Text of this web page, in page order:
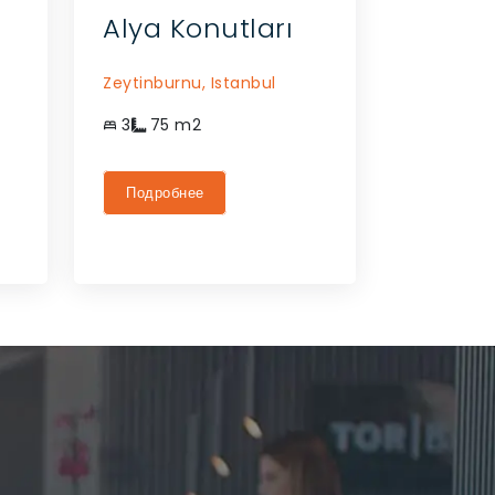
Alya Konutları
Zeytinburnu, Istanbul
3
75 m2
Подробнее